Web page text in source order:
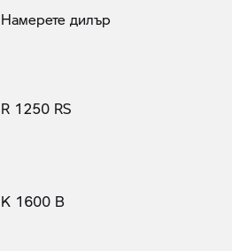
Намерете дилър
R 1250 RS
K 1600 B